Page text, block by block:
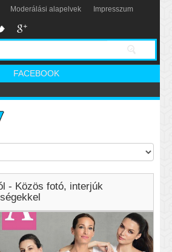
Moderálási alapelvek Impresszum
FACEBOOK
- Közös fotó, interjúk